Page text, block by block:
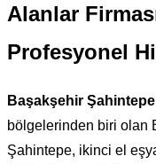
Alanlar
Profesyonel
Başakşehir
bölgelerinden biri olan
Şahintepe, ikinci el